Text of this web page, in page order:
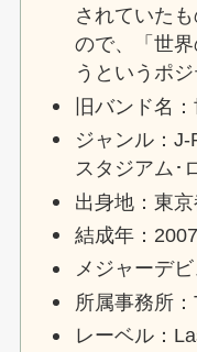
されていた
ので、「世
うというポ
旧バンド名
ジャンル：J-
スタジアム･
出身地：東
結成年：
メジャーデ
所属事務所
レーベル：